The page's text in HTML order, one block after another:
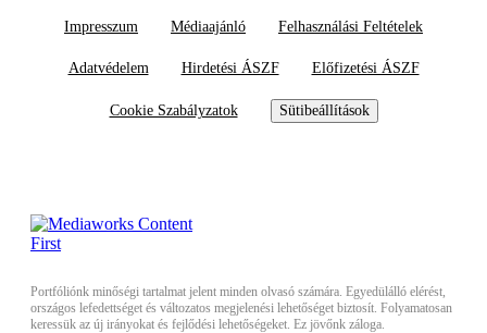
Impresszum Médiaajánló Felhasználási Feltételek
Adatvédelem Hirdetési ÁSZF Előfizetési ÁSZF
Cookie Szabályzatok Sütibeállítások
Portfóliónk minőségi tartalmat jelent minden olvasó számára. Egyedülálló elérést,
országos lefedettséget és változatos megjelenési lehetőséget biztosít. Folyamatosan
keressük az új irányokat és fejlődési lehetőségeket. Ez jövőnk záloga.